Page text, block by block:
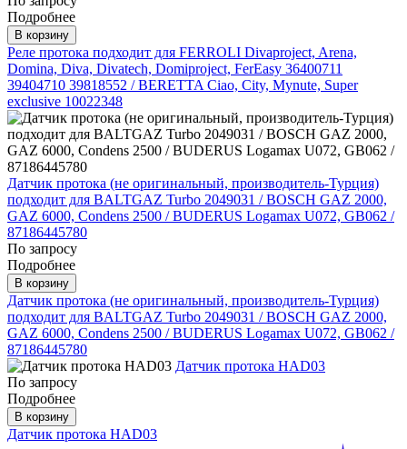
Подробнее
В корзину
Реле протока подходит для FERROLI Divaproject, Arena,
Domina, Diva, Divatech, Domiproject, FerEasy 36400711
39404710 39818552 / BERETTA Ciao, City, Mynute, Super
exclusive 10022348
Датчик протока (не оригинальный, производитель-Турция)
подходит для BALTGAZ Turbo 2049031 / BOSCH GAZ 2000,
GAZ 6000, Condens 2500 / BUDERUS Logamax U072, GB062 /
87186445780
По запросу
Подробнее
В корзину
Датчик протока (не оригинальный, производитель-Турция)
подходит для BALTGAZ Turbo 2049031 / BOSCH GAZ 2000,
GAZ 6000, Condens 2500 / BUDERUS Logamax U072, GB062 /
87186445780
Датчик протока HAD03
По запросу
Подробнее
В корзину
Датчик протока HAD03